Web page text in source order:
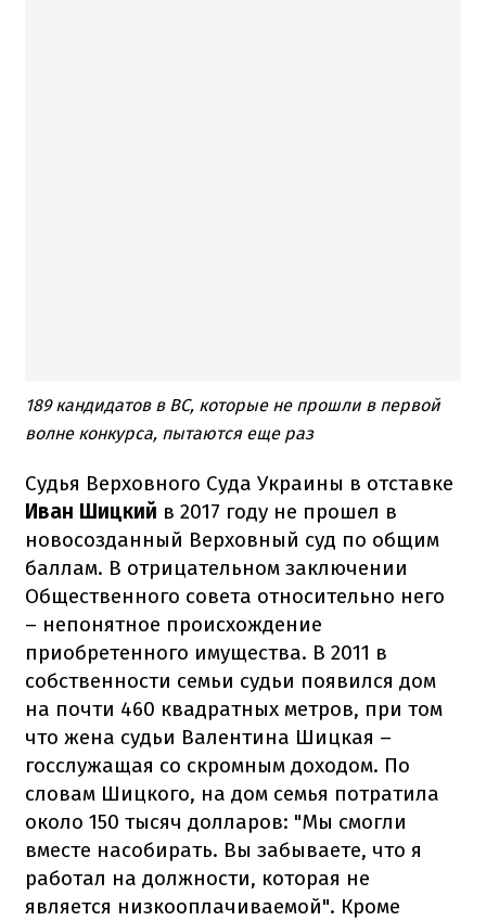
189 кандидатов в ВС, которые не прошли в первой
волне конкурса, пытаются еще раз
Судья Верховного Суда Украины в отставке
Иван Шицкий в 2017 году не прошел в
новосозданный Верховный суд по общим
баллам. В отрицательном заключении
Общественного совета относительно него
– непонятное происхождение
приобретенного имущества. В 2011 в
собственности семьи судьи появился дом
на почти 460 квадратных метров, при том
что жена судьи Валентина Шицкая –
госслужащая со скромным доходом. По
словам Шицкого, на дом семья потратила
около 150 тысяч долларов: "Мы смогли
вместе насобирать. Вы забываете, что я
работал на должности, которая не
является низкооплачиваемой". Кроме